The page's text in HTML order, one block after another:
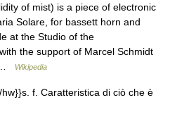
of mist) is a piece of electronic
Solare, for bassett horn and
at the Studio of the
the support of Marcel Schmidt
…
Wikipedia
f. Caratteristica di ciò che è